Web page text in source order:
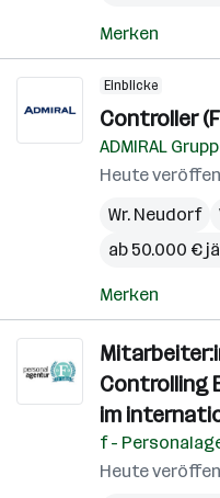
Merken
Einblicke
Controller
ADMIRAL
Heute
Wr. Neudorf
ab 50.000 €
Merken
Controlling
im
f -
Heute